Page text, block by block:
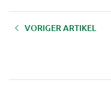
VORIGER ARTIKEL